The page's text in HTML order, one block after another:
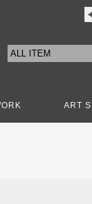
ART